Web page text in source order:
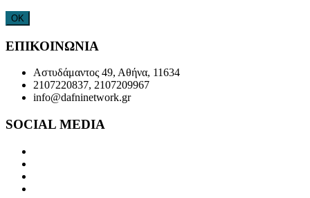
ΕΠΙΚΟΙΝΩΝΙΑ
Αστυδάμαντος 49, Αθήνα, 11634
2107220837, 2107209967
info@dafninetwork.gr
SOCIAL MEDIA